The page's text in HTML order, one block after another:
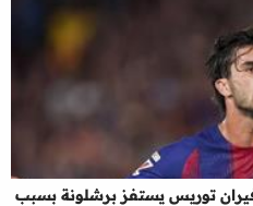
توريس يستفز برشلونة بسبب